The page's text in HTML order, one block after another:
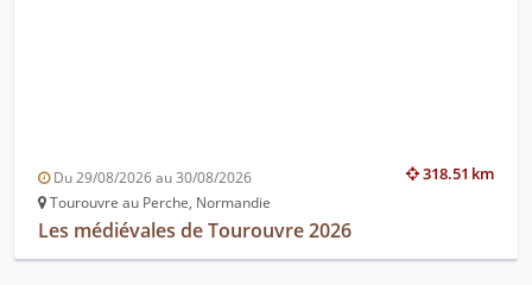
318.51 km
Du 29/08/2026 au 30/08/2026
Tourouvre au Perche, Normandie
Les médiévales de Tourouvre 2026